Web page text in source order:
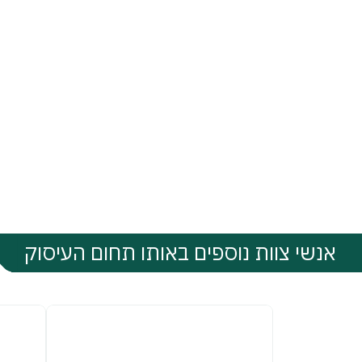
אנשי צוות נוספים באותו תחום העיסוק